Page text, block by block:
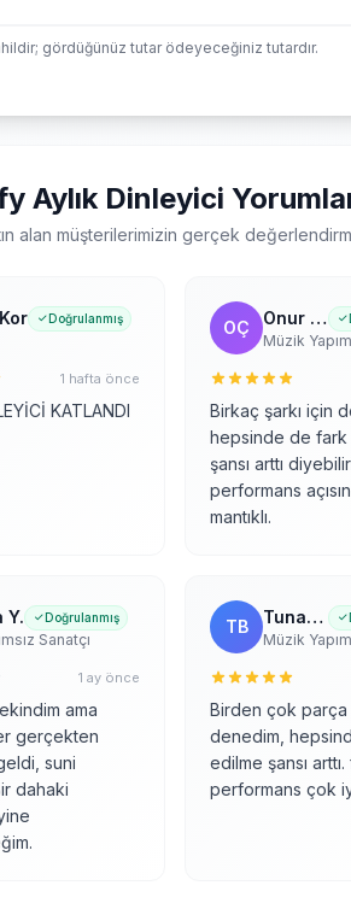
gördüğünüz tutar ödeyeceğiniz tutardır.
Aylık Dinleyici
alan müşterilerimizin gerçek
Doğrulanmış
1 hafta önce
KATLANDI
OÇ Onur Çelik
Müzik
Birkaç şarkı için
hepsinde de fark
şansı arttı
performans
mantıklı.
Y. Doğrulanmış
Sanatçı
1 ay önce
ama
gerçekten
suni
dahaki
TB Tunahan Boz
Müzik
Birden çok parça
denedim,
edilme şansı
performans çok